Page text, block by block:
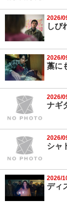
2026/
しび
2026/
藁に
2026/
ナギ
2026/
シャ
2026/
ディ